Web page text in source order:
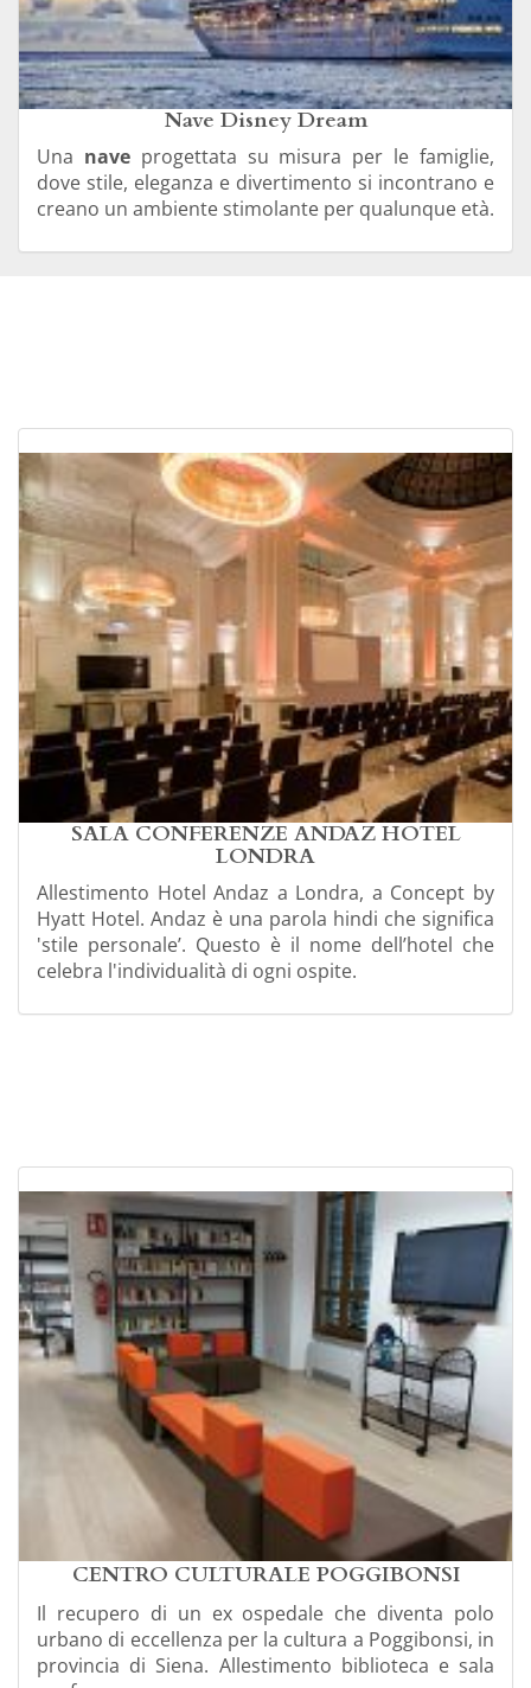
Nave Disney Dream
Una naveprogettata su misura per le famiglie,
dove stile, eleganza e divertimento si incontrano e
creano un ambiente stimolante per qualunque età.
SALA CONFERENZE ANDAZ HOTEL
LONDRA
Allestimento Hotel Andaz a Londra, a Concept by
Hyatt Hotel. Andaz è una parola hindi che significa
'stile personale’. Questo è il nome dell’hotel che
celebra l'individualità di ogni ospite.
CENTRO CULTURALE POGGIBONSI
Il recupero di un ex ospedale che diventa polo
urbano di eccellenza per la cultura a Poggibonsi, in
provincia di Siena. Allestimento biblioteca e sala